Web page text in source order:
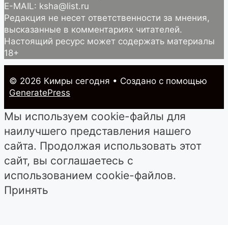
E-MAIL: ksha@list.ru
Редакция не несет ответственности за мнения,
высказанные в комментариях читателей.
Настоящий ресурс может содержать материалы
18+
© 2026 Кимры cегодня • Создано с помощью
GeneratePress
Мы используем cookie-файлы для
наилучшего представления нашего
сайта. Продолжая использовать этот
сайт, вы соглашаетесь с
использованием cookie-файлов.
Принять